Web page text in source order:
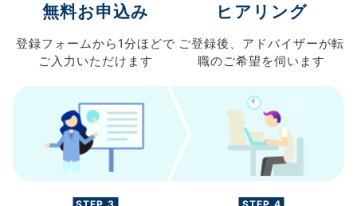
無料お申込み
登録フォームから 1分ほどで
ご入力 いただけます
ヒアリング
ご登録後、 アドバイザーが転
職のご希望を伺います